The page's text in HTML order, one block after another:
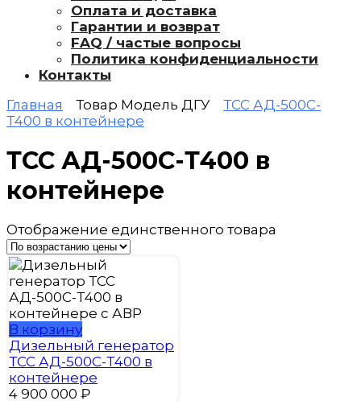
Оплата и доставка
Гарантии и возврат
FAQ / частые вопросы
Политика конфиденциальности
Контакты
Главная
Товар Модель ДГУ
ТСС АД-500С-
Т400 в контейнере
ТСС АД-500С-Т400 в
контейнере
Отображение единственного товара
В корзину
Дизельный генератор
ТСС АД-500С-Т400 в
контейнере
4 900 000 ₽